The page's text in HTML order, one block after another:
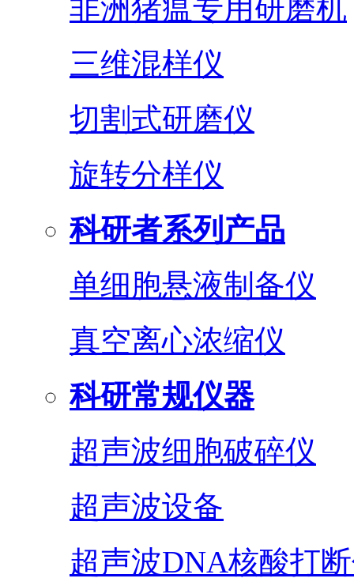
非洲猪瘟专用研磨机
三维混样仪
切割式研磨仪
旋转分样仪
科研者系列产品
单细胞悬液制备仪
真空离心浓缩仪
科研常规仪器
超声波细胞破碎仪
超声波设备
超声波DNA核酸打